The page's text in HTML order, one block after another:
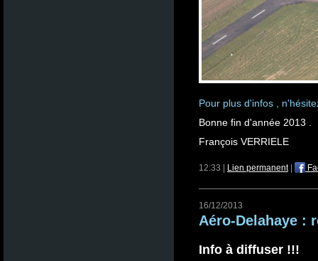
Pour plus d'infos ,
Bonne fin d'année 2013 .
François VERRIELE
12:33 | Lien permanent|
16/12/2013
Aéro-Delahaye :
Info à diffuser !!!